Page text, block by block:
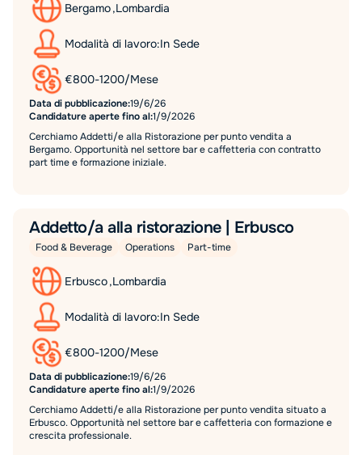
Bergamo,Lombardia
Modalità di lavoro:In Sede
€800-1200/Mese
Data di pubblicazione:19/6/26
Candidature aperte fino al:1/9/2026
Cerchiamo Addetti/e alla Ristorazione per punto vendita a
Bergamo. Opportunità nel settore bar e caffetteria con contratto
part time e formazione iniziale.
Addetto/a alla ristorazione | Erbusco
Food & Beverage Operations Part-time
Erbusco,Lombardia
Modalità di lavoro:In Sede
€800-1200/Mese
Data di pubblicazione:19/6/26
Candidature aperte fino al:1/9/2026
Cerchiamo Addetti/e alla Ristorazione per punto vendita situato a
Erbusco. Opportunità nel settore bar e caffetteria con formazione e
crescita professionale.